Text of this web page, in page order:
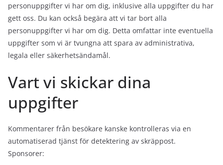
personuppgifter vi har om dig, inklusive alla uppgifter du har
gett oss. Du kan också begära att vi tar bort alla
personuppgifter vi har om dig. Detta omfattar inte eventuella
uppgifter som vi är tvungna att spara av administrativa,
legala eller säkerhetsändamål.
Vart vi skickar dina
uppgifter
Kommentarer från besökare kanske kontrolleras via en
automatiserad tjänst för detektering av skräppost.
Sponsorer: